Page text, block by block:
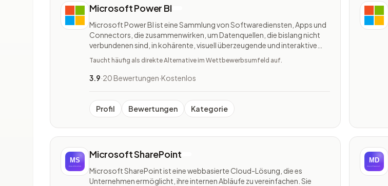
Microsoft Power BI
Microsoft Power BI ist eine Sammlung von Softwarediensten, Apps und
Connectors, die zusammenwirken, um Datenquellen, die bislang nicht
verbundenen sind, in kohärente, visuell überzeugende und interaktive
Einblicke umzuwandeln. Es besteht aus verschiedenen Elementen, die
eng miteinander verzahnt sind
Taucht häufig als direkte Alternative im Wettbewerbsumfeld auf.
3.9·20 Bewertungen·Kostenlos
Profil Bewertungen Kategorie
Microsoft SharePoint
Microsoft SharePoint ist eine webbasierte Cloud-Lösung, die es
Unternehmen ermöglicht, ihre internen Abläufe zu vereinfachen. Sie